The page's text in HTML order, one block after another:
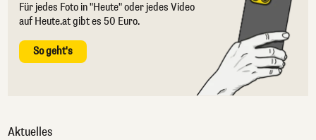
Für jedes Foto in "Heute" oder jedes Video
auf Heute.at gibt es 50 Euro.
So geht's
Aktuelles